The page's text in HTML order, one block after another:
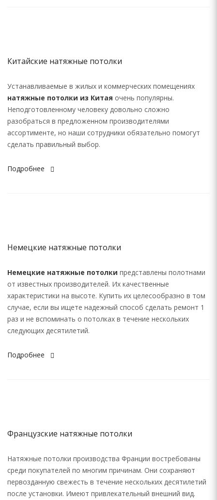
Китайские натяжные потолки
Устанавливаемые в жилых и коммерческих помещениях
натяжные потолки из Китая очень популярны.
Неподготовленному человеку довольно сложно
разобраться в предложенном производителями
ассортименте, но наши сотрудники обязательно помогут
сделать правильный выбор.
Подробнее
Немецкие натяжные потолки
Немецкие натяжные потолки представлены полотнами
от известных производителей. Их качественные
характеристики на высоте. Купить их целесообразно в том
случае, если вы ищете надежный способ сделать ремонт 1
раз и не вспоминать о потолках в течение нескольких
следующих десятилетий.
Подробнее
Французские натяжные потолки
Натяжные потолки производства Франции востребованы
среди покупателей по многим причинам. Они сохраняют
первозданную свежесть в течение нескольких десятилетий
после установки. Имеют привлекательный внешний вид.